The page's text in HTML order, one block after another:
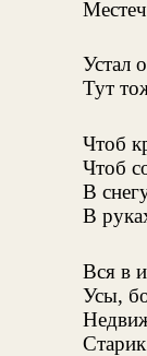
Устал
Тут
Чтоб
Чтоб
В
В
Вся в
Усы,